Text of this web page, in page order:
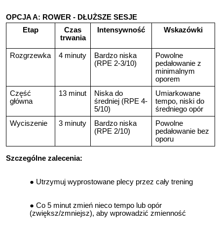
OPCJA A: ROWER - DŁUŻSZE SESJE
Etap
Czas
trwania
Intensywność Wskazówki
Rozgrzewka 4 minuty
Bardzo niska
(RPE 2-3/10)
Powolne
pedałowanie z
minimalnym
oporem
Część
główna
13 minut
Niska do
średniej (RPE 4-
5/10)
Umiarkowane
tempo, niski do
średniego opór
Wyciszenie
3 minuty
Bardzo niska
(RPE 2/10)
Powolne
pedałowanie bez
oporu
Szczególne zalecenia:
Utrzymuj wyprostowane plecy przez cały trening
Co 5 minut zmień nieco tempo lub opór
(zwiększ/zmniejsz), aby wprowadzić zmienność